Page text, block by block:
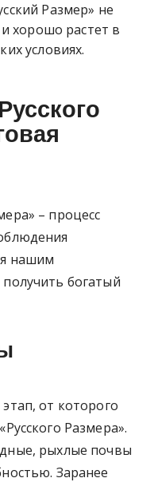
Размер» не
хорошо растет в
условиях.
– процесс
нашим
богатый
от которого
Размера».
рыхлые почвы
Заранее